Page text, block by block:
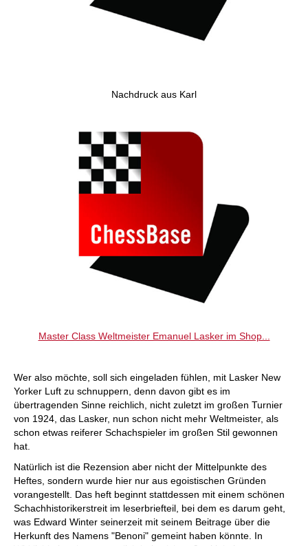
Nachdruck aus Karl
Master Class Weltmeister Emanuel Lasker im Shop...
Wer also möchte, soll sich eingeladen fühlen, mit Lasker New
Yorker Luft zu schnuppern, denn davon gibt es im
übertragenden Sinne reichlich, nicht zuletzt im großen Turnier
von 1924, das Lasker, nun schon nicht mehr Weltmeister, als
schon etwas reiferer Schachspieler im großen Stil gewonnen
hat.
Natürlich ist die Rezension aber nicht der Mittelpunkte des
Heftes, sondern wurde hier nur aus egoistischen Gründen
vorangestellt. Das heft beginnt stattdessen mit einem schönen
Schachhistorikerstreit im leserbriefteil, bei dem es darum geht,
was Edward Winter seinerzeit mit seinem Beitrage über die
Herkunft des Namens "Benoni" gemeint haben könnte. In